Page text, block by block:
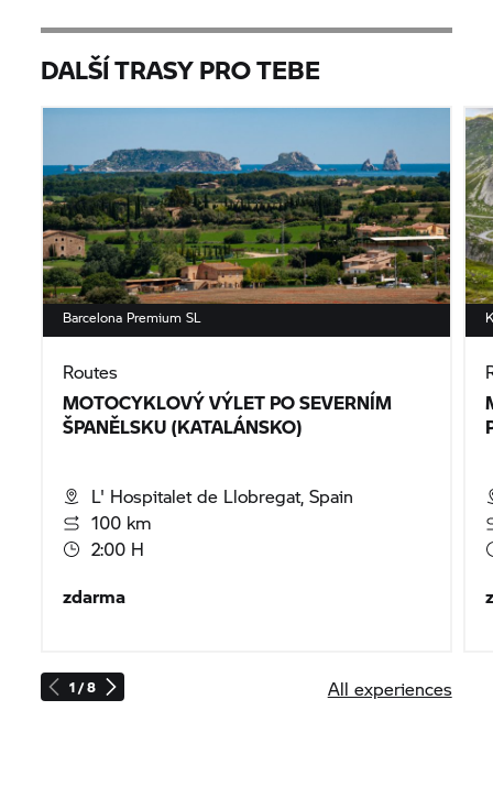
DALŠÍ TRASY PRO TEBE
1 / 8
Barcelona Premium SL
Routes
MOTOCYKLOVÝ VÝLET PO SEVERNÍM
ŠPANĚLSKU (KATALÁNSKO)
L' Hospitalet de Llobregat, Spain
100 km
2:00 H
zdarma
All experiences